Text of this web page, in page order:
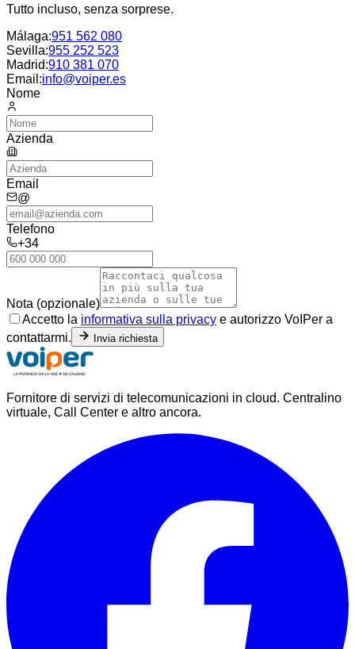
Tutto incluso, senza sorprese.
Málaga:951 562 080
Sevilla:955 252 523
Madrid:910 381 070
Email:info@voiper.es
Nome
Azienda
Email
@
Telefono
+34
Nota (opzionale)
Accetto la informativa sulla privacy e autorizzo VoIPer a
contattarmi.
Invia richiesta
Fornitore di servizi di telecomunicazioni in cloud. Centralino
virtuale, Call Center e altro ancora.